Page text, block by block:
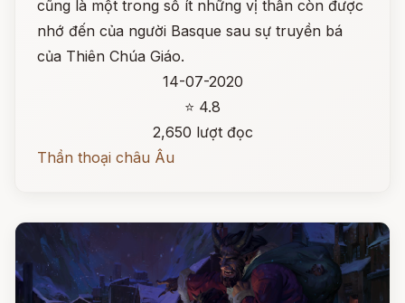
cũng là một trong số ít những vị thần còn được
nhớ đến của người Basque sau sự truyền bá
của Thiên Chúa Giáo.
14-07-2020
⭐ 4.8
2,650 lượt đọc
Thần thoại châu Âu